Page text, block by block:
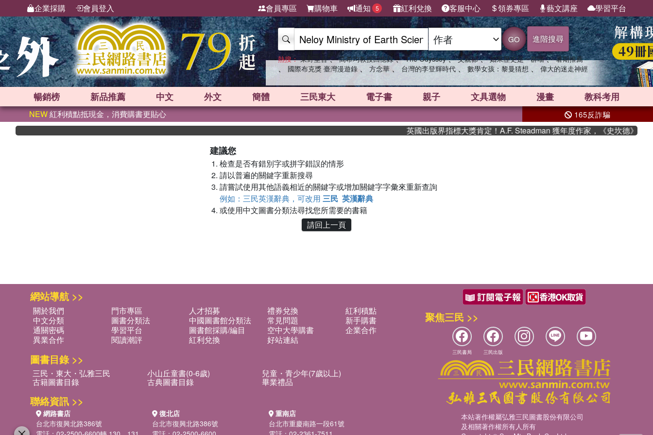
企業採購 會員登入 會員專區 購物車 通知 5 紅利兌換 客服中心 領券專區 藝文講座 學習平台
GO 進階搜尋
熱搜： 東野圭吾 、 高希均教授回憶錄 、 The Odyssey 、 父親節 、 如果歷史是一群喵 、 暑期推薦
、 國際布克獎 臺灣漫遊錄 、 方念華 、 台灣的李登輝時代 、 數學女孩：黎曼猜想 、 偉大的迷走神經
暢銷榜 新品推薦 中文 外文 簡體 三民東大 電子書 親子 文具選物 漫畫 教科考用
NEW紅利積點抵現金，消費購書更貼心 165反詐騙
英國出版界指標大獎肯定！A.F. Steadman 獲年度作家，《史坎德》系列
建議您
檢查是否有錯別字或拼字錯誤的情形
請以普遍的關鍵字重新搜尋
請嘗試使用其他語義相近的關鍵字或增加關鍵字字彙來重新查詢
例如：三民英漢辭典，可改用 三民 英漢辭典
或使用中文圖書分類法尋找您所需要的書籍
請回上一頁
網站導航 >>
關於我們 門市專區 人才招募 禮券兌換
紅利積點
中文分類
圖書分類法 中國圖書館分類法 常見問題
新手購書
通關密碼
學習平台 圖書館採購/編目 空中大學購書
企業合作
異業合作
閱讀潮評 紅利兌換 好站連結
圖書目錄 >>
三民・東大・弘雅三民 小山丘童書(0-6歲) 兒童・青少年(7歲以上)
古籍圖書目錄 古典圖書目錄 畢業禮品
聯絡資訊 >>
網路書店
台北市復興北路386號
復北店
台北市復興北路386號
重南店
台北市重慶南路一段61號
聚焦三民 >>
三民書局 三民出版
本站著作權屬弘雅三民圖書股份有限公司
及相關著作權所有人所有